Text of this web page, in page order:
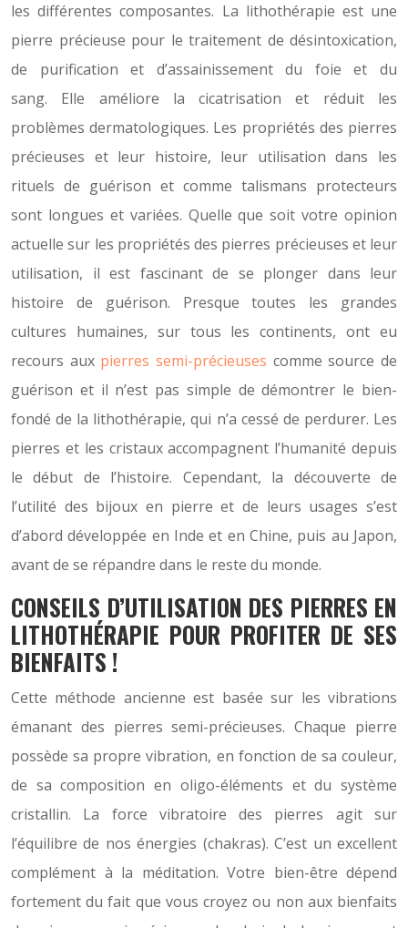
les différentes composantes. La lithothérapie est une
pierre précieuse pour le traitement de désintoxication,
de purification et d’assainissement du foie et du
sang. Elle améliore la cicatrisation et réduit les
problèmes dermatologiques. Les propriétés des pierres
précieuses et leur histoire, leur utilisation dans les
rituels de guérison et comme talismans protecteurs
sont longues et variées. Quelle que soit votre opinion
actuelle sur les propriétés des pierres précieuses et leur
utilisation, il est fascinant de se plonger dans leur
histoire de guérison. Presque toutes les grandes
cultures humaines, sur tous les continents, ont eu
recours aux pierres semi-précieuses comme source de
guérison et il n’est pas simple de démontrer le bien-
fondé de la lithothérapie, qui n’a cessé de perdurer. Les
pierres et les cristaux accompagnent l’humanité depuis
le début de l’histoire. Cependant, la découverte de
l’utilité des bijoux en pierre et de leurs usages s’est
d’abord développée en Inde et en Chine, puis au Japon,
avant de se répandre dans le reste du monde.
CONSEILS D’UTILISATION DES PIERRES EN
LITHOTHÉRAPIE POUR PROFITER DE SES
BIENFAITS !
Cette méthode ancienne est basée sur les vibrations
émanant des pierres semi-précieuses. Chaque pierre
possède sa propre vibration, en fonction de sa couleur,
de sa composition en oligo-éléments et du système
cristallin. La force vibratoire des pierres agit sur
l’équilibre de nos énergies (chakras). C’est un excellent
complément à la méditation. Votre bien-être dépend
fortement du fait que vous croyez ou non aux bienfaits